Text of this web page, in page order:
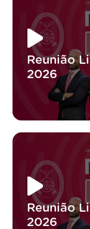
Reunião
2026
Reunião
2026